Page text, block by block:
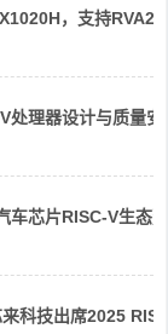
，支持
处理器设计与质量
车芯片RISC-V生态
科技出席2025